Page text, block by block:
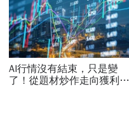
AI行情沒有結束，只是變
了！從題材炒作走向獲利驗